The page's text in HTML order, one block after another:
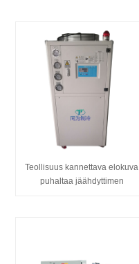
Teollisuus kannettava elokuva
puhaltaa jäähdyttimen